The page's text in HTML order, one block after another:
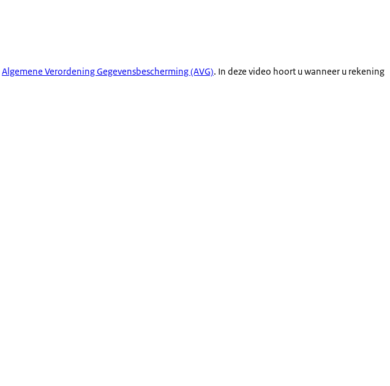
Algemene Verordening Gegevensbescherming (AVG). In deze video hoort u wanneer u rekening